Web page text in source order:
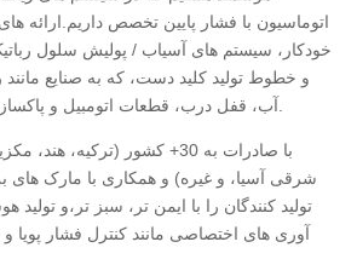
اتوماسیون با فشار پایین تخصص داریم.ارائه
با صادرات به 30+ کشور (ترکیه،
شرقی آسیا، و غیره) و همکاری با مارک های
تولید کنندگان را با ایمن تر، سبز تر،و
آوری های اختصاصی مانند کنترل فشار پویا و